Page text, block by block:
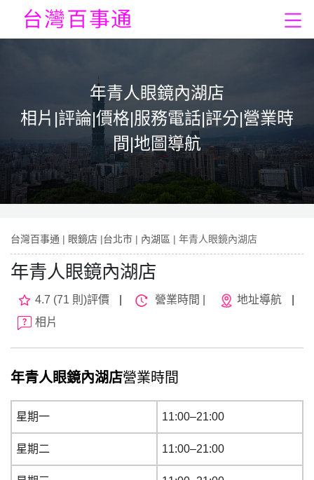
年青人眼鏡內湖店
相片|評論|價格|服務電話|評分|營業時
間|地圖導航
台灣百事通 | 眼鏡店 |台北市 | 內湖區 | 年青人眼鏡內湖店
年青人眼鏡內湖店
4.7 (71 則)評價 營業時間 | 地址導航
相片
年青人眼鏡內湖店營業時間
星期一 11:00–21:00
星期二 11:00–21:00